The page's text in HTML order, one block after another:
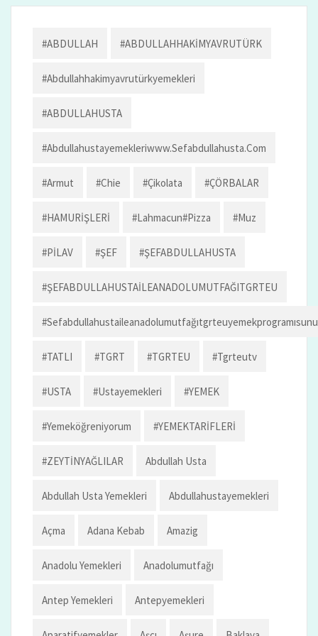
o
k
o
n
Li
k
l
dI
n
e
#ABDULLAH #ABDULLAHHAKİMYAVRUTÜRK
#abdullahhakimyavrutürkyemekleri
#ABDULLAHUSTA
#abdullahustayemekleriwww.sefabdullahusta.com
#armut #chie #çikolata #ÇÖRBALAR
#HAMURİŞLERİ #lahmacun#pizza #muz
#PİLAV #ŞEF #ŞEFABDULLAHUSTA
#ŞEFABDULLAHUSTAİLEANADOLUMUTFAĞITGRTEU
#TATLI #TGRT #TGRTEU #tgrteutv
#USTA #ustayemekleri #YEMEK
#yemeköğreniyorum #YEMEKTARİFLERİ
#ZEYTİNYAĞLILAR Abdullah Usta
Abdullah Usta Yemekleri Abdullahustayemekleri
Açma Adana Kebab Amazig
Anadolu Yemekleri Anadolumutfağı
Antep Yemekleri Antepyemekleri